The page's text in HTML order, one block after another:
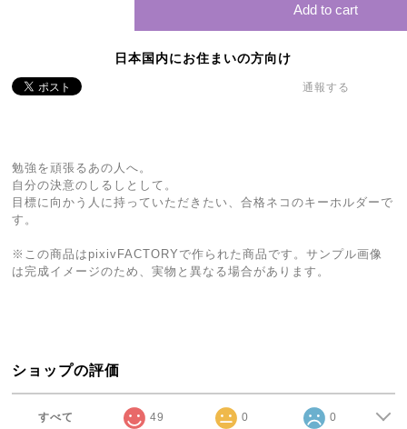
Add to cart
日本国内にお住まいの方向け
通報する
勉強を頑張るあの人へ。
自分の決意のしるしとして。
目標に向かう人に持っていただきたい、合格ネコのキーホルダーで
す。
※この商品はpixivFACTORYで作られた商品です。サンプル画像
は完成イメージのため、実物と異なる場合があります。
ショップの評価
すべて 49 0 0